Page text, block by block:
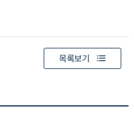
목록보기